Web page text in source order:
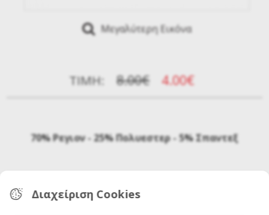
Μεγαλύτερη Εικόνα
ΤΙΜΉ: 8.00€ 4.00€
70% Ρεγιον - 25% Πολυεστερ - 5% Σπαντεξ
Διαχείριση Cookies